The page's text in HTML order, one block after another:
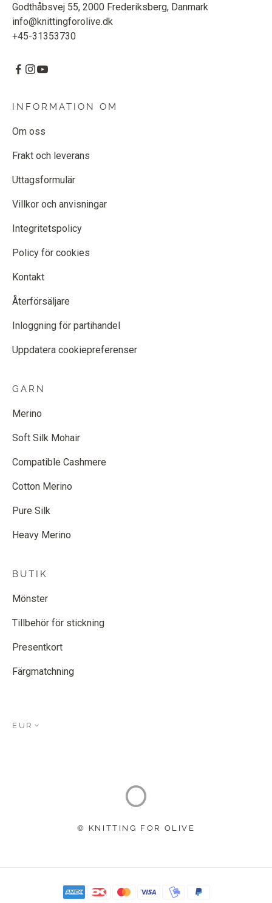
Godthåbsvej 55, 2000 Frederiksberg, Danmark
info@knittingforolive.dk
+45-31353730
INFORMATION OM
Om oss
Frakt och leverans
Uttagsformulär
Villkor och anvisningar
Integritetspolicy
Policy för cookies
Kontakt
Återförsäljare
Inloggning för partihandel
Uppdatera cookiepreferenser
GARN
Merino
Soft Silk Mohair
Compatible Cashmere
Cotton Merino
Pure Silk
Heavy Merino
BUTIK
Mönster
Tillbehör för stickning
Presentkort
Färgmatchning
EUR
© KNITTING FOR OLIVE